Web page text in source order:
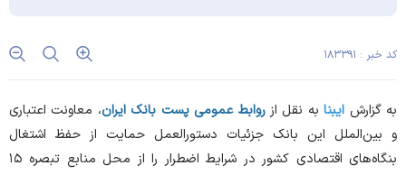
کد خبر : ۱۸۳۳۹۱
به گزارش ایبنا به نقل از روابط عمومی پست بانک ایران، معاونت اعتباری
و بین‌الملل این بانک جزئیات دستورالعمل حمایت از حفظ اشتغال
بنگاه‌های اقتصادی کشور در شرایط اضطرار را از محل منابع تبصره ۱۵